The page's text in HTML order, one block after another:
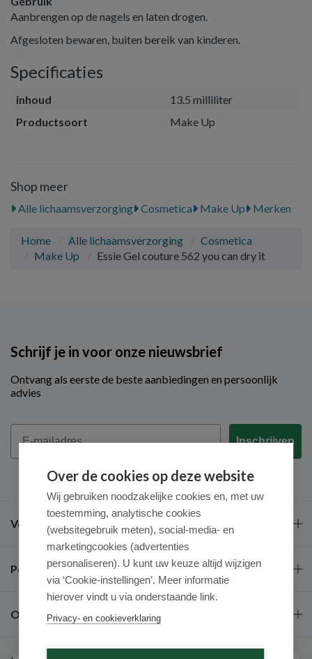
Aanbrengen op de nagels en laten drogen.
Afgesloten bewaren, buiten bereik van kinderen.
Specificaties
inhoud
13.5 milliliter
Productsoort
Make Up
Shop meer
Alle lichaamsverzorging Cosmetica Make Up Merken
Home Alle lichaamsverzorging
Cosmetica
Make Up
Essie Gel couture 562 you can dry it
Schrijf je in voor onze nieuwsbrief
Ontvang als eerste de beste aanbiedingen en persoonlijk
advies
Email
Inschrijven
Veel gestelde vragen
Populaire merken
Over ons
Over de cookies op deze website
Wij gebruiken noodzakelijke cookies en, met uw
toestemming, analytische cookies
(websitegebruik meten), social-media- en
marketingcookies (advertenties
personaliseren). U kunt uw keuze altijd wijzigen
via ‘Cookie-instellingen’. Meer informatie
hierover vindt u via onderstaande link.
Privacy- en cookieverklaring